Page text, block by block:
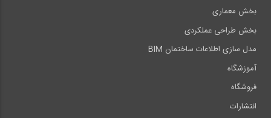
بخش معماری
بخش طراحی عملکردی
مدل سازی اطلاعات ساختمان BIM
آموزشگاه
فروشگاه
انتشارات